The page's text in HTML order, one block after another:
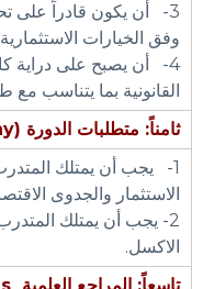
3- أن يكون قادراً على
وفق الخيارات
4- أن يصبح على دراية
القانونية بما يتناسب مع
ثامناً: متطلبات الدورة
1- يجب أن يمتلك
الاستثمار والجدوى
2- يجب أن يمتلك
الاكسل.